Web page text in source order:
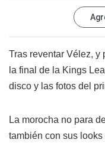
Tras reventar Vélez, y
la final de la Kings
disco y las fotos del
La morocha no para
también con sus